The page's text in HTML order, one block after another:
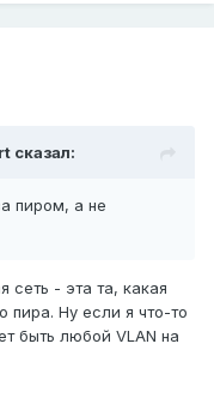
сказал:
пиром, а не
сеть - эта та, какая
пира. Ну если я что-то
быть любой VLAN на